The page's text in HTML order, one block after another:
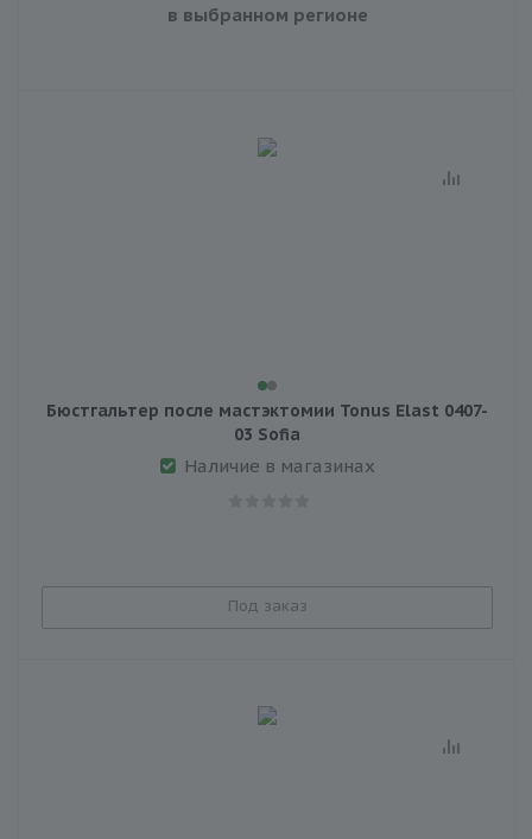
в выбранном регионе
Бюстгальтер после мастэктомии Tonus Elast 0407-
03 Sofia
Наличие в магазинах
Под заказ